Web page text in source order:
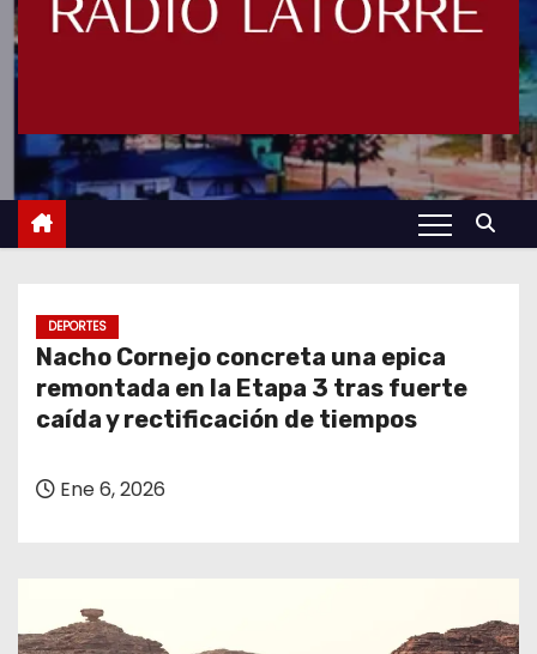
DEPORTES
Nacho Cornejo concreta una epica
remontada en la Etapa 3 tras fuerte
caída y rectificación de tiempos
Ene 6, 2026